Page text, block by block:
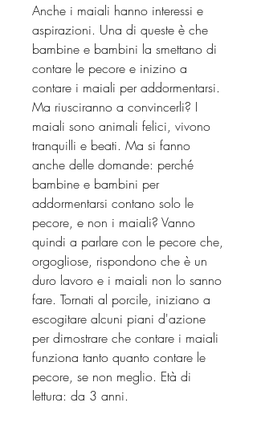
Anche i maiali hanno interessi e
aspirazioni. Una di queste è che
bambine e bambini la smettano di
contare le pecore e inizino a
contare i maiali per addormentarsi.
Ma riusciranno a convincerli? I
maiali sono animali felici, vivono
tranquilli e beati. Ma si fanno
anche delle domande: perché
bambine e bambini per
addormentarsi contano solo le
pecore, e non i maiali? Vanno
quindi a parlare con le pecore che,
orgogliose, rispondono che è un
duro lavoro e i maiali non lo sanno
fare. Tornati al porcile, iniziano a
escogitare alcuni piani d'azione
per dimostrare che contare i maiali
funziona tanto quanto contare le
pecore, se non meglio. Età di
lettura: da 3 anni.